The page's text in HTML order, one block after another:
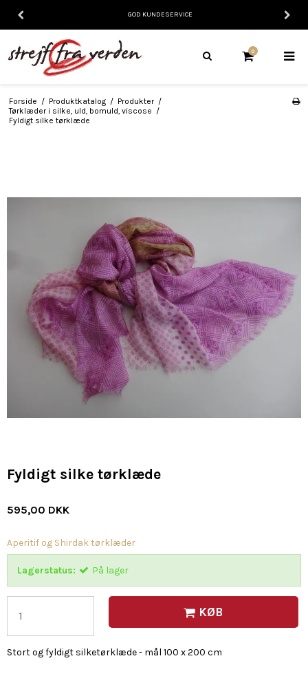
GOD KUNDESERVICE
0
Forside / Produktkatalog / Produkter /
Tørklæder i silke, uld, bomuld, viscose /
Fyldigt silke tørklæde
Fyldigt silke tørklæde
595,00 DKK
Aperitif og Shirdak tørklæder
Lagerstatus: På lager
KØB
Stort og fyldigt silketørklæde - mål 100 x 200 cm